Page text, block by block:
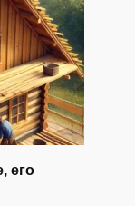
его